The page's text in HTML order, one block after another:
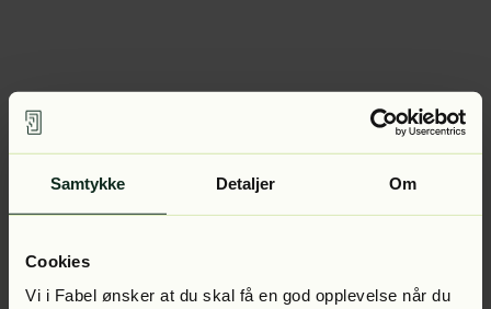
Samtykke Detaljer Om
Cookies
Vi i Fabel ønsker at du skal få en god opplevelse når du